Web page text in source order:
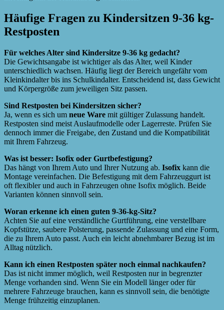
Häufige Fragen zu Kindersitzen 9-36 kg-
Restposten
Für welches Alter sind Kindersitze 9-36 kg gedacht?
Die Gewichtsangabe ist wichtiger als das Alter, weil Kinder
unterschiedlich wachsen. Häufig liegt der Bereich ungefähr vom
Kleinkindalter bis ins Schulkindalter. Entscheidend ist, dass Gewicht
und Körpergröße zum jeweiligen Sitz passen.
Sind Restposten bei Kindersitzen sicher?
Ja, wenn es sich um neue Ware mit gültiger Zulassung handelt.
Restposten sind meist Auslaufmodelle oder Lagerreste. Prüfen Sie
dennoch immer die Freigabe, den Zustand und die Kompatibilität
mit Ihrem Fahrzeug.
Was ist besser: Isofix oder Gurtbefestigung?
Das hängt von Ihrem Auto und Ihrer Nutzung ab. Isofix kann die
Montage vereinfachen. Die Befestigung mit dem Fahrzeuggurt ist
oft flexibler und auch in Fahrzeugen ohne Isofix möglich. Beide
Varianten können sinnvoll sein.
Woran erkenne ich einen guten 9-36-kg-Sitz?
Achten Sie auf eine verständliche Gurtführung, eine verstellbare
Kopfstütze, saubere Polsterung, passende Zulassung und eine Form,
die zu Ihrem Auto passt. Auch ein leicht abnehmbarer Bezug ist im
Alltag nützlich.
Kann ich einen Restposten später noch einmal nachkaufen?
Das ist nicht immer möglich, weil Restposten nur in begrenzter
Menge vorhanden sind. Wenn Sie ein Modell länger oder für
mehrere Fahrzeuge brauchen, kann es sinnvoll sein, die benötigte
Menge frühzeitig einzuplanen.